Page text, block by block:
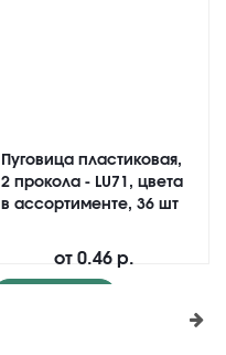
Пуговица пластиковая,
2 прокола - LU71, цвета
в ассортименте, 36 шт
от 0.46 р.